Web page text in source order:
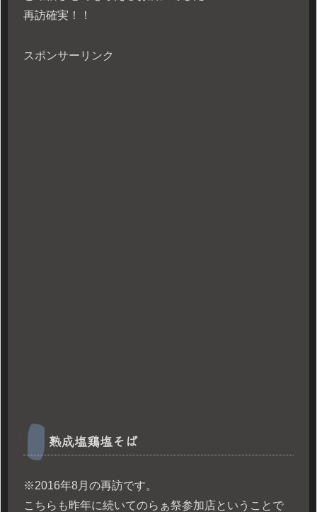
再訪確実！！
スポンサーリンク
熟成塩鶏塩そば
※2016年8月の再訪です。
こちらも昨年に続いてのらぁ祭参加店ということで